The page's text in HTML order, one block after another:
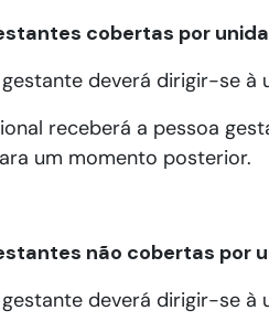
cobertas por
gestante deverá dirigir-se à
receberá a pessoa
um momento posterior.
não cobertas por
gestante deverá dirigir-se à